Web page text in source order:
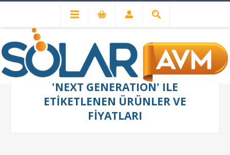
'NEXT GENERATION' ILE
ETIKETLENEN ÜRÜNLER VE
FIYATLARI